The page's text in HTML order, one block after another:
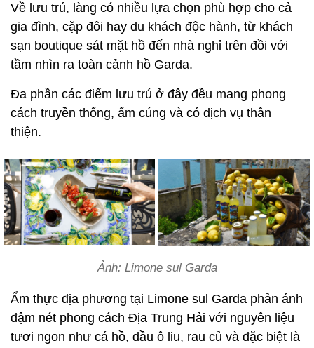
Về lưu trú, làng có nhiều lựa chọn phù hợp cho cả
gia đình, cặp đôi hay du khách độc hành, từ khách
sạn boutique sát mặt hồ đến nhà nghỉ trên đồi với
tầm nhìn ra toàn cảnh hồ Garda.
Đa phần các điểm lưu trú ở đây đều mang phong
cách truyền thống, ấm cúng và có dịch vụ thân
thiện.
Ảnh: Limone sul Garda
Ẩm thực địa phương tại Limone sul Garda phản ánh
đậm nét phong cách Địa Trung Hải với nguyên liệu
tươi ngon như cá hồ, dầu ô liu, rau củ và đặc biệt là